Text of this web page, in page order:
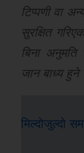
टिप्पणी वा
सुरक्षित
बिना अनुमति
जान बाध्य हुने
मिल्दोजुल्दो